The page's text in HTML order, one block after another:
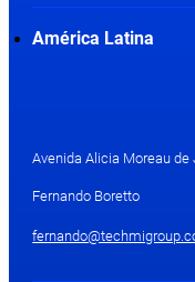
América Latina
Avenida Alicia Moreau de
Fernando Boretto